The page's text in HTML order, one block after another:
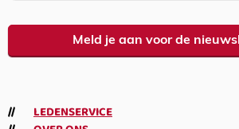
Meld je aan voor de
LEDENSERVICE